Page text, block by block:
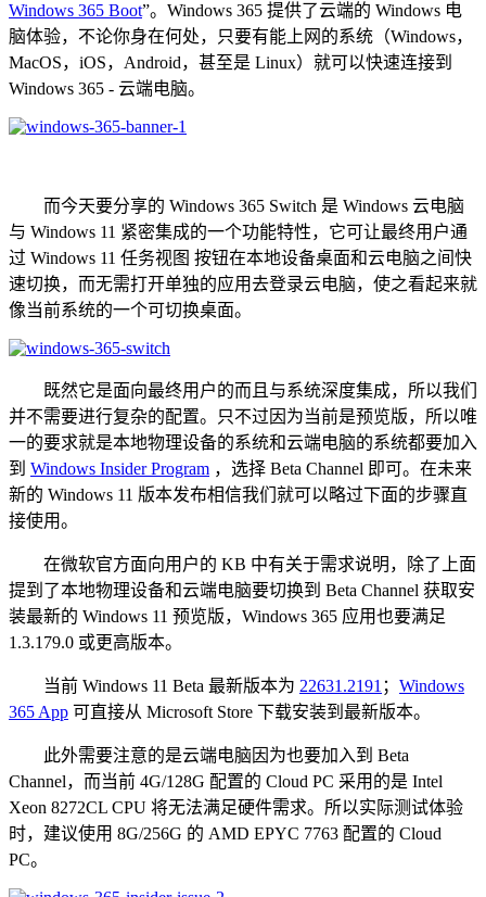
Windows 365 Boot”。Windows 365 提供了云端的 Windows 电
脑体验，不论你身在何处，只要有能上网的系统（Windows，
MacOS，iOS，Android，甚至是 Linux）就可以快速连接到
Windows 365 - 云端电脑。
而今天要分享的 Windows 365 Switch 是 Windows 云电脑
与 Windows 11 紧密集成的一个功能特性，它可让最终用户通
过 Windows 11 任务视图 按钮在本地设备桌面和云电脑之间快
速切换，而无需打开单独的应用去登录云电脑，使之看起来就
像当前系统的一个可切换桌面。
既然它是面向最终用户的而且与系统深度集成，所以我们
并不需要进行复杂的配置。只不过因为当前是预览版，所以唯
一的要求就是本地物理设备的系统和云端电脑的系统都要加入
到 Windows Insider Program ，选择 Beta Channel 即可。在未来
新的 Windows 11 版本发布相信我们就可以略过下面的步骤直
接使用。
在微软官方面向用户的 KB 中有关于需求说明，除了上面
提到了本地物理设备和云端电脑要切换到 Beta Channel 获取安
装最新的 Windows 11 预览版，Windows 365 应用也要满足
1.3.179.0 或更高版本。
当前 Windows 11 Beta 最新版本为 22631.2191 ； Windows
365 App 可直接从 Microsoft Store 下载安装到最新版本。
此外需要注意的是云端电脑因为也要加入到 Beta
Channel，而当前 4G/128G 配置的 Cloud PC 采用的是 Intel
Xeon 8272CL CPU 将无法满足硬件需求。所以实际测试体验
时，建议使用 8G/256G 的 AMD EPYC 7763 配置的 Cloud
PC。